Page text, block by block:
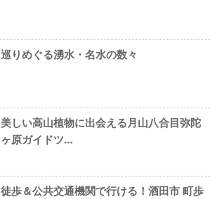
巡りめぐる湧水・名水の数々
美しい高山植物に出会える月山八合目弥陀
ヶ原ガイドツ…
徒歩＆公共交通機関で行ける！酒田市 町歩